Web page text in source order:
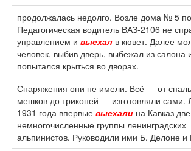
продолжалась недолго. Возле дома № 5
Педагогическая водитель ВАЗ-2106 не
управлением и выехал в кювет. Далее
человек, выбив дверь, выбежал из салона
попытался крыться во дворах.
Снаряжения они не имели. Всё — от
мешков до триконей — изготовляли сами.
1931 года впервые выехали на Кавказ две
немногочисленные группы ленинградских
альпинистов. Руководили ими Б. Делоне